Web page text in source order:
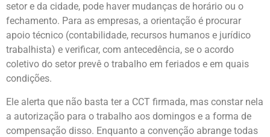
setor e da cidade, pode haver mudanças de horário ou o
fechamento. Para as empresas, a orientação é procurar
apoio técnico (contabilidade, recursos humanos e jurídico
trabalhista) e verificar, com antecedência, se o acordo
coletivo do setor prevê o trabalho em feriados e em quais
condições.
Ele alerta que não basta ter a CCT firmada, mas constar nela
a autorização para o trabalho aos domingos e a forma de
compensação disso. Enquanto a convenção abrange todas